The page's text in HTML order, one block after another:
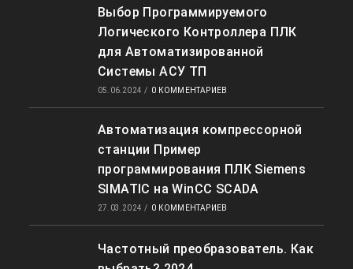
Выбор Программируемого
Логического Контроллера ПЛК
для Автоматизированной
Системы АСУ ТП
05.06.2024 / 0 КОММЕНТАРИЕВ
Автоматизация компрессорной
станции Пример
программирования ПЛК Siemens
SIMATIC на WinCC SCADA
27.03.2024 / 0 КОММЕНТАРИЕВ
Частотный преобразователь. Как